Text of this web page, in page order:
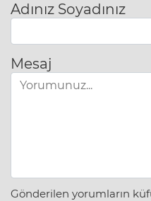
Adınız Soyadınız
Mesaj
Gönderilen yorumların